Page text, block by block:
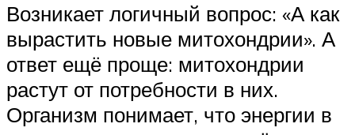
Возникает логичный вопрос: «А как
вырастить новые митохондрии». А
ответ ещё проще: митохондрии
растут от потребности в них.
Организм понимает, что энергии в